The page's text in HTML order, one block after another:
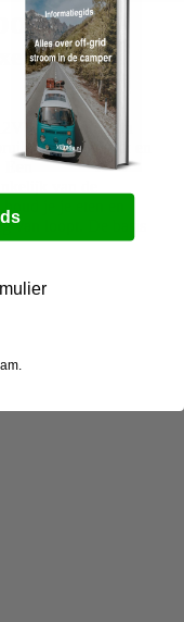
voor
voor gebruik in
stil in gebruik en
je je eten en
van loopt. De basis